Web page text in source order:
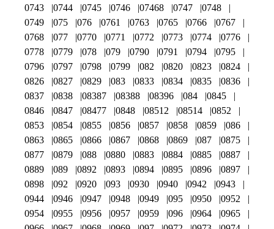
0743
0744 0745 0746 07468 0747
0748
0749
075 076 0761 0763 0765 0766
0767
0768
077 0770 0771 0772 0773 0774
0776
0778
0779 078 079 0790 0791 0794
0795
0796
0797 0798 0799 082 0820 0823
0824
0826
0827 0829 083 0833 0834 0835
0836
0837
0838 08387 08388 08396 084
0845
0846
0847 08477 0848 08512 08514
0852
0853
0854 0855 0856 0857 0858 0859
086
0863
0865 0866 0867 0868 0869 087
0875
0877
0879 088 0880 0883 0884 0885
0887
0889
089 0892 0893 0894 0895 0896
0897
0898
092 0920 093 0930 0940 0942
0943
0944
0946 0947 0948 0949 095 0950
0952
0954
0955 0956 0957 0959 096 0964
0965